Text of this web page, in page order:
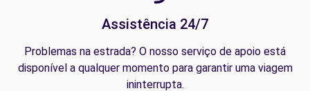
Assistência 24/7
Problemas na estrada? O nosso serviço de apoio está
disponível a qualquer momento para garantir uma viagem
ininterrupta.